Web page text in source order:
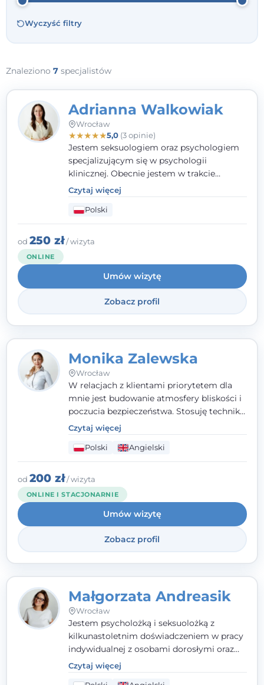
Wyczyść filtry
Znaleziono 7 specjalistów
Adrianna Walkowiak
Wrocław
★★★★★5,0(3 opinie)
Jestem seksuologiem oraz psychologiem
specjalizującym się w psychologii
klinicznej. Obecnie jestem w trakcie
szkolenia na psychoterapeutę
systemowego. Posiadam status członka
nadzwyczajnego Wielkopolskiego
TowarzystwaTerapii Systemowejoraz
należę do Polskiego Towarzystwa
pierwszym miejscu stawiam budowanie
atmosfery bezpieczeństwa i zrozumienia w
relacjach z Klientami. Istotna dla nie jest
również koncentracja na dostępnych
zasobach.
Czytaj więcej
Polski
od 250 zł/ wizyta
ONLINE
Umów wizytę
Zobacz profil
Monika Zalewska
Wrocław
W relacjach z klientami priorytetem dla
mnie jest budowanie atmosfery bliskości i
poczucia bezpieczeństwa. Stosuję techniki
poznawczo-behawioralne oraz metody,
które koncentrują się na rozwiązaniach
(TSR). Te polegają na osiąganiu
zamierzonych celów (doprowadzeniu do
rozwiązania trudnych sytuacji) poprzez
identyfikowanie i wzmacnianie zasobów
oraz mocnych stron klienta. W swojej
pracy korzystam także z metod dialogu
motywacyjnego itreningu uważności.
Czytaj więcej
Polski Angielski
od 200 zł/ wizyta
ONLINE I STACJONARNIE
Umów wizytę
Zobacz profil
Małgorzata Andreasik
Wrocław
Jestem psycholożką i seksuolożką z
kilkunastoletnim doświadczeniem w pracy
indywidualnej z osobami dorosłymi oraz
parami. Specjalizuję się w obszarze zdrowia
seksualnego, żałoby, kryzysów życiowych i
Czytaj więcej